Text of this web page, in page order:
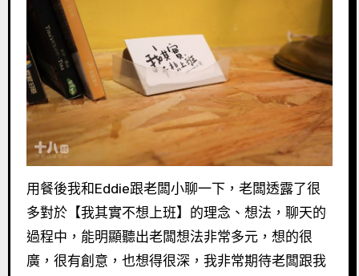
用餐後我和Eddie跟老闆小聊一下，老闆透露了很
多對於【我其實不想上班】的理念、想法，聊天的
過程中，能明顯聽出老闆想法非常多元，想的很
廣，很有創意，也想得很深，我非常期待老闆跟我